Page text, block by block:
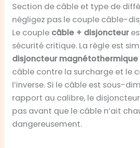
Section de câble et type de
négligez pas le couple câble-
Le couple câble + disjoncteur
sécurité critique. La règle est
disjoncteur magnétothermique
câble contre la surcharge et le
l’inverse. Si le câble est sous-
rapport au calibre, le
pas avant que le câble n’ait
dangereusement.